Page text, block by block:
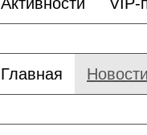
Главная Новости